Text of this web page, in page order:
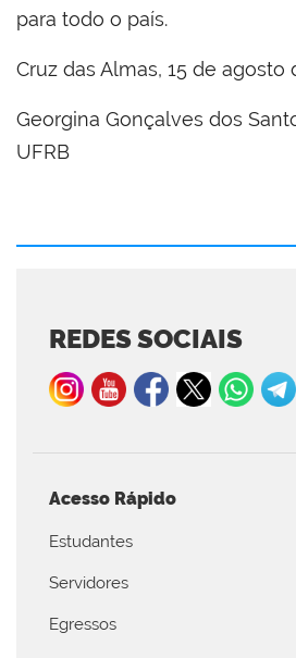
para todo o país.
Cruz das Almas, 15 de agosto
Georgina Gonçalves dos
UFRB
REDES SOCIAIS
Acesso Rápido
Estudantes
Servidores
Egressos